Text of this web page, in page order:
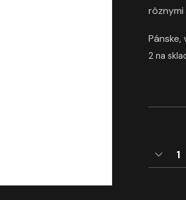
rôznymi
2 na